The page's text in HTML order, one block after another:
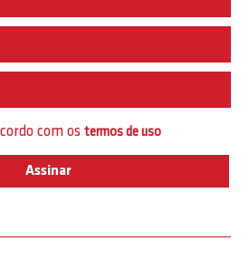
com os termos de uso